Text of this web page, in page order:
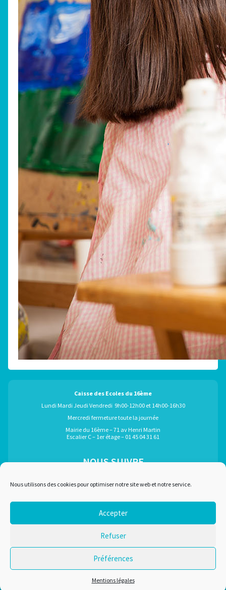
Nous utilisons des cookies pour optimiser notre site web et notre service.
Accepter
Refuser
Préférences
Mentions légales
Caisse des Ecoles du 16ème
Lundi Mardi Jeudi Vendredi 9h00-12h00 et 14h00-16h30
Mercredi fermeture toute la journée
Mairie du 16ème – 71 av Henri Martin
Escalier C – 1er étage – 01 45 04 31 61
NOUS SUIVRE
Marchés publics
Recrutement
Liens utiles
Conditions d'utilisation
Plan du site
Mentions légales
Nous contacter